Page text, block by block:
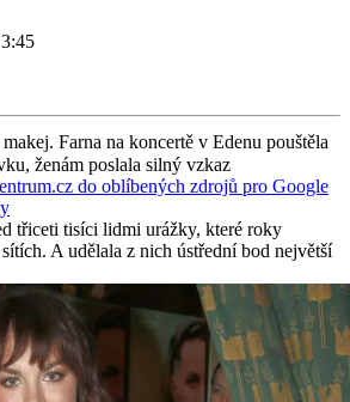
Farna na koncertě v Edenu pouštěla
ženám poslala silný vzkaz
do oblíbených zdrojů pro Google
třiceti tisíci lidmi urážky, které roky
A udělala z nich ústřední bod největší